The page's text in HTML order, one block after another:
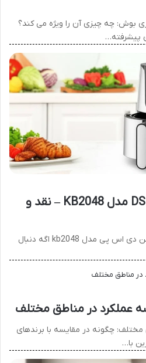
بوش: چه چیزی آن را ویژه می کند؟
پیشرفته…
سرخ کن بدون روغن DSP مدل KB2048 – نقد و
نقد و بررسی سرخ کن بدون روغن دی اس پی مدل kb2048 اگه دنبال
عملکرد در مناطق مختلف
مختلف: چگونه در مقایسه با برندهای
با…